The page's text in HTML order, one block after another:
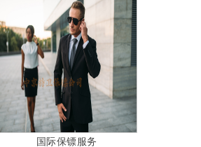
国际保镖服务